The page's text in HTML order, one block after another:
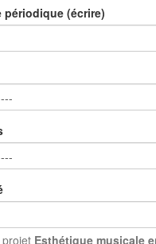
périodique (écrire)
Esthétique musicale